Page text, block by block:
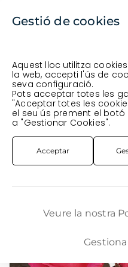
CAES
Comanda en curs
FLOR TALLADA
ROSA RAMIFICADA
ROSA RAMIFICADA *SUPER NOVA*
Gestió de cookies
Aquest lloc utilitza
la web, accepti l'ús de
seva configuració.
Pots acceptar totes les
"Acceptar totes les
el seu ús prement el
a "Gestionar Cookies".
Acceptar
Veure la nostra